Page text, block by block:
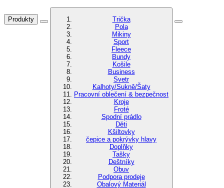
Produkty
Trička
Pola
Mikiny
Sport
Fleece
Bundy
Košile
Business
Svetr
Kalhoty/Sukně/Šaty
Pracovní oblečení & bezpečnost
Kroje
Froté
Spodní prádlo
Děti
Kšiltovky
čepice a pokrývky hlavy
Doplňky
Tašky
Deštníky
Obuv
Podpora prodeje
Obalový Materiál